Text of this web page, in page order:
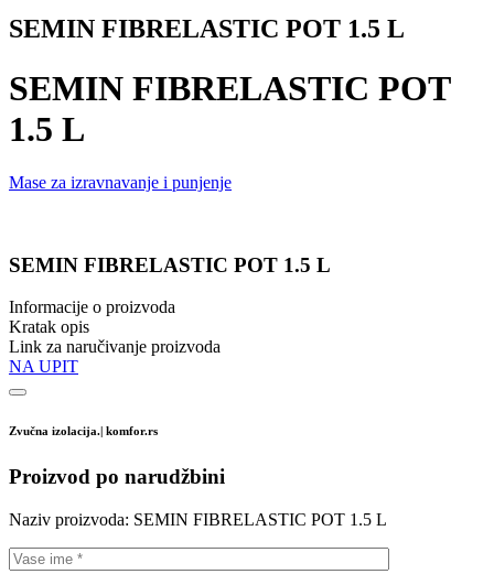
SEMIN FIBRELASTIC POT 1.5 L
SEMIN FIBRELASTIC POT
1.5 L
Mase za izravnavanje i punjenje
SEMIN FIBRELASTIC POT 1.5 L
Informacije o proizvoda
Kratak opis
Link za naručivanje proizvoda
NA UPIT
Zvučna izolacija.| komfor.rs
Proizvod po narudžbini
Naziv proizvoda: SEMIN FIBRELASTIC POT 1.5 L